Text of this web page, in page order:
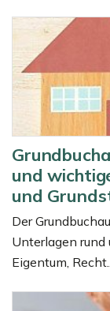
und
und
Der
Unterlagen rund
Eigentum, Recht...